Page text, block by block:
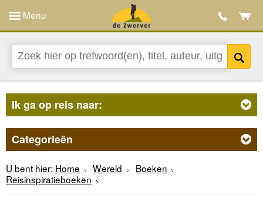
Menu
Ik ga op reis naar:
Categorieën
U bent hier: Home Wereld
Boeken
Reisinspiratieboeken